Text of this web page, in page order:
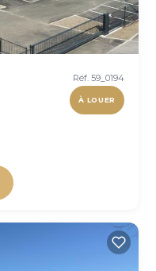
Réf. 59_0194
À LOUER